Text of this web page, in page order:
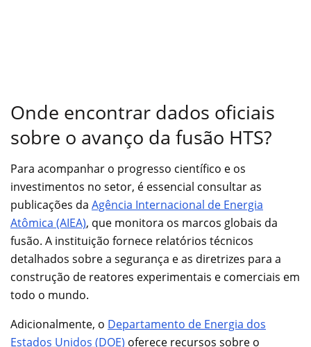
Onde encontrar dados oficiais
sobre o avanço da fusão HTS?
Para acompanhar o progresso científico e os
investimentos no setor, é essencial consultar as
publicações da Agência Internacional de Energia
Atômica (AIEA), que monitora os marcos globais da
fusão. A instituição fornece relatórios técnicos
detalhados sobre a segurança e as diretrizes para a
construção de reatores experimentais e comerciais em
todo o mundo.
Adicionalmente, o Departamento de Energia dos
Estados Unidos (DOE) oferece recursos sobre o